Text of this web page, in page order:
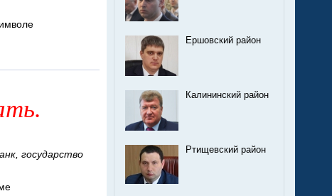
государство
Ершовский район
Калининский район
Ртищевский район